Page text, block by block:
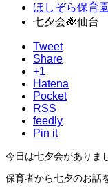
ほしぞら保育
七夕会🎋仙台
Tweet
Share
+1
Hatena
Pocket
RSS
feedly
Pin it
今日は七夕会がありま
保育者から七夕のお話